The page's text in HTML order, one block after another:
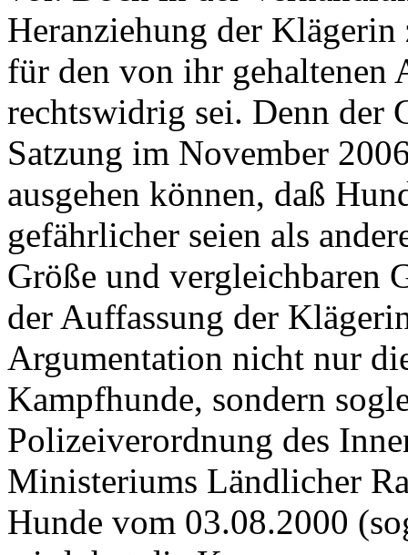
Heranziehung der
für den von ihr gehaltenen
rechtswidrig sei. Denn der
Satzung im November
ausgehen können, daß
gefährlicher seien als
Größe und vergleichbaren
der Auffassung der
Argumentation nicht nur
Kampfhunde, sondern
Polizeiverordnung des
Ministeriums Ländlicher
Hunde vom 03.08.2000